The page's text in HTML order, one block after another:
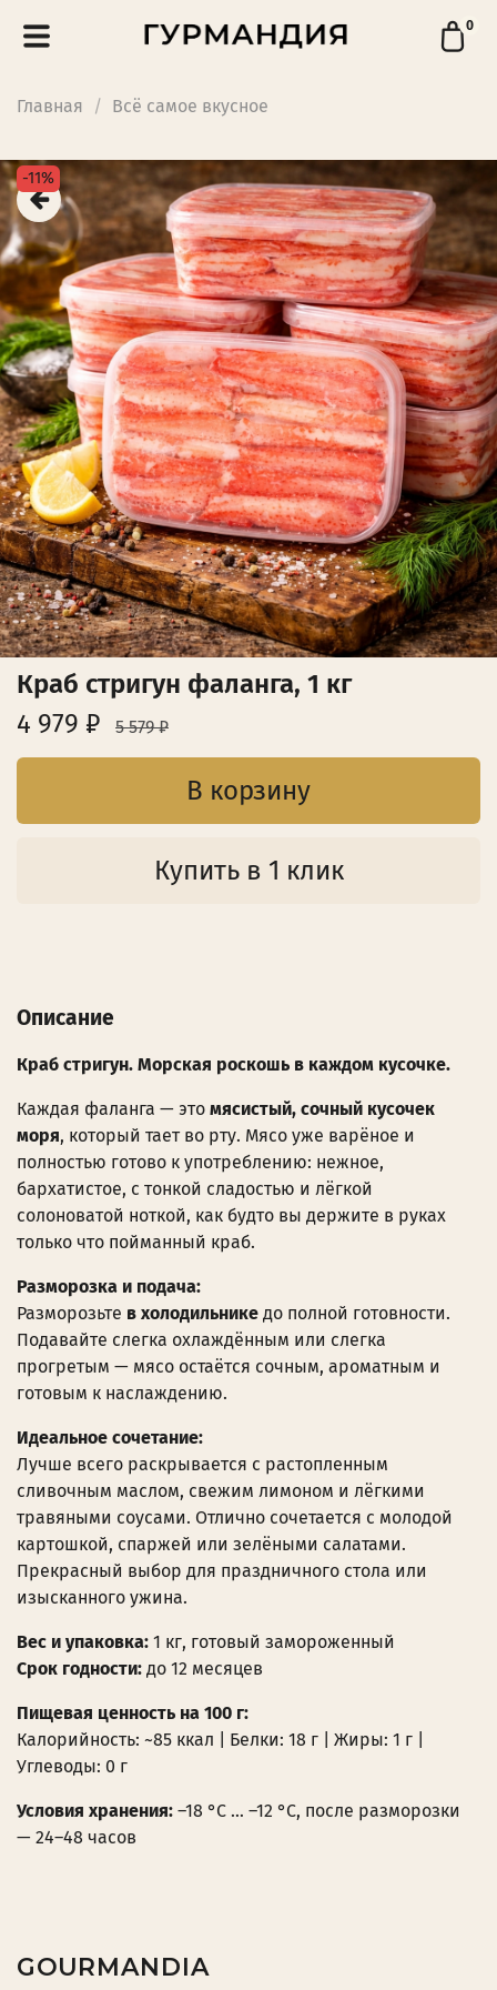
0
Главная Всё самое вкусное
-11%
Краб стригун фаланга, 1 кг
4 979 ₽
5 579 ₽
В корзину
Купить в 1 клик
Описание
Краб стригун. Морская роскошь в каждом кусочке.
Каждая фаланга — это мясистый, сочный кусочек
моря, который тает во рту. Мясо уже варёное и
полностью готово к употреблению: нежное,
бархатистое, с тонкой сладостью и лёгкой
солоноватой ноткой, как будто вы держите в руках
только что пойманный краб.
Разморозка и подача:
Разморозьте в холодильнике до полной готовности.
Подавайте слегка охлаждённым или слегка
прогретым — мясо остаётся сочным, ароматным и
готовым к наслаждению.
Идеальное сочетание:
Лучше всего раскрывается с растопленным
сливочным маслом, свежим лимоном и лёгкими
травяными соусами. Отлично сочетается с молодой
картошкой, спаржей или зелёными салатами.
Прекрасный выбор для праздничного стола или
изысканного ужина.
Вес и упаковка: 1 кг, готовый замороженный
Срок годности: до 12 месяцев
Пищевая ценность на 100 г:
Калорийность: ~85 ккал | Белки: 18 г | Жиры: 1 г |
Углеводы: 0 г
Условия хранения: –18 °C … –12 °C, после разморозки
— 24–48 часов
GOURMANDIA